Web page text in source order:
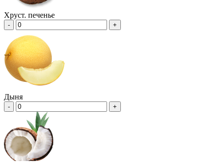
Хруст. печенье
- +
Дыня
- +